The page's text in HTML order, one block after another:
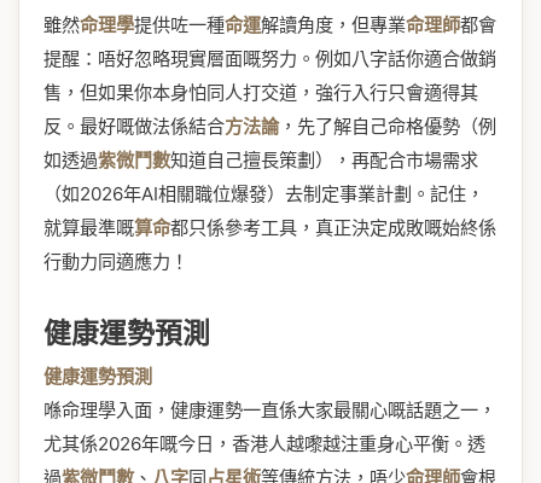
雖然命理學提供咗一種命運解讀角度，但專業命理師都會
提醒：唔好忽略現實層面嘅努力。例如八字話你適合做銷
售，但如果你本身怕同人打交道，強行入行只會適得其
反。最好嘅做法係結合方法論，先了解自己命格優勢（例
如透過紫微鬥數知道自己擅長策劃），再配合市場需求
（如2026年AI相關職位爆發）去制定事業計劃。記住，
就算最準嘅算命都只係參考工具，真正決定成敗嘅始終係
行動力同適應力！
健康運勢預測
健康運勢預測
喺命理學入面，健康運勢一直係大家最關心嘅話題之一，
尤其係2026年嘅今日，香港人越嚟越注重身心平衡。透
過紫微鬥數、 八字同占星術等傳統方法，唔少命理師會根